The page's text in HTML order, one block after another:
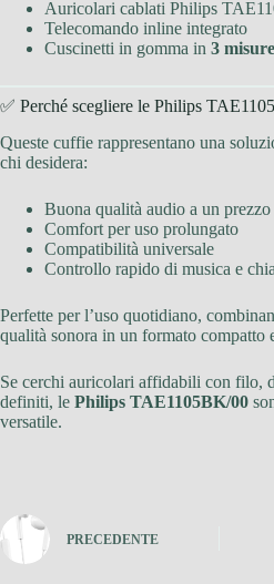
Auricolari cablati Philips
Telecomando inline integrato
Cuscinetti in gomma in 3
✅ Perché scegliere le Philips
Queste cuffie rappresentano una
chi desidera:
Buona qualità audio a un prezzo
Comfort per uso prolungato
Compatibilità universale
Controllo rapido di musica e
Perfette per l’uso quotidiano,
qualità sonora in un formato compatto
Se cerchi auricolari affidabili con filo,
definiti, le Philips TAE1105BK/00
versatile.
PRECEDENTE